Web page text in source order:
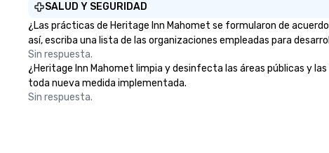
SALUD Y SEGURIDAD
¿Las prácticas de Heritage Inn Mahomet se formularon de
así, escriba una lista de las organizaciones empleadas para
Sin respuesta.
¿Heritage Inn Mahomet limpia y desinfecta las áreas públicas y
toda nueva medida implementada.
Sin respuesta.